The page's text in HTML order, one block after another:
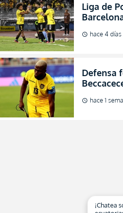
Liga de
dónde
de final
schedule hace 4 días
Defensa
al
indicado
schedule hace 1
¡Chatea